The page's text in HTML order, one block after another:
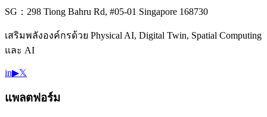
SG：298 Tiong Bahru Rd, #05-01 Singapore 168730
เสริมพลังองค์กรด้วย Physical AI, Digital Twin, Spatial Computing
และ AI
in▶𝕏
แพลตฟอร์ม